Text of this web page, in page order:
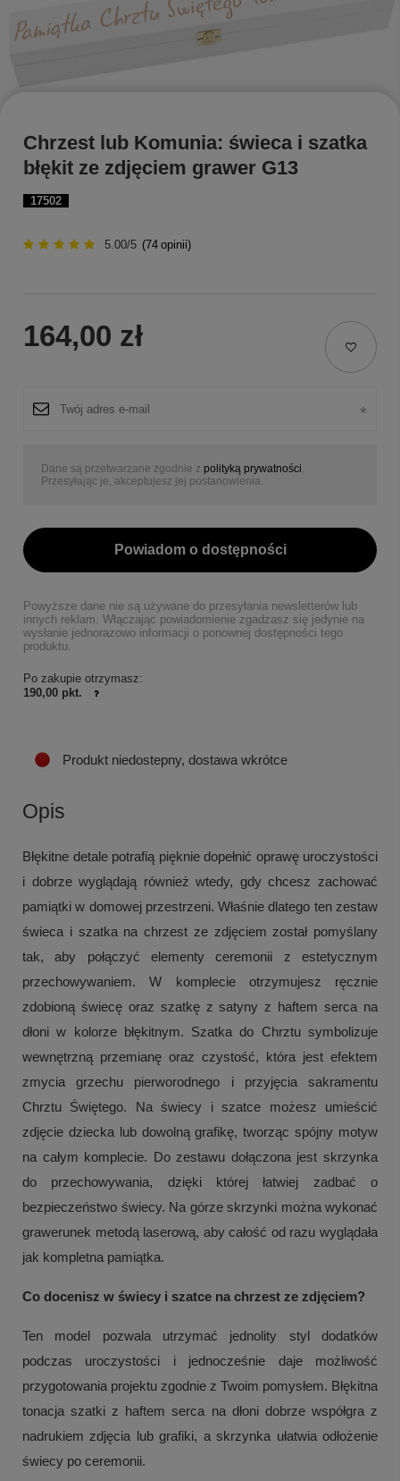
17502
Chrzest lub Komunia: świeca i szatka
błękit ze zdjęciem grawer G13
5.00/5 (74 opinii)
164,00 zł
Dane są przetwarzane zgodnie z polityką prywatności
Przesyłając je, akceptujesz jej postanowienia.
Powiadom o dostępności
Powyższe dane nie są używane do przesyłania newsletterów lub
innych reklam. Włączając powiadomienie zgadzasz się jedynie na
wysłanie jednorazowo informacji o ponownej dostępności tego
produktu.
Po zakupie otrzymasz:
190,00 pkt.
Produkt niedostepny, dostawa wkrótce
Opis
Błękitne detale potrafią pięknie dopełnić oprawę uroczystości
i dobrze wyglądają również wtedy, gdy chcesz zachować
pamiątki w domowej przestrzeni. Właśnie dlatego ten zestaw
świeca i szatka na chrzest ze zdjęciem został pomyślany
tak, aby połączyć elementy ceremonii z estetycznym
przechowywaniem. W komplecie otrzymujesz ręcznie
zdobioną świecę oraz szatkę z satyny z haftem serca na
dłoni w kolorze błękitnym. Szatka do Chrztu symbolizuje
wewnętrzną przemianę oraz czystość, która jest efektem
zmycia grzechu pierworodnego i przyjęcia sakramentu
Chrztu Świętego. Na świecy i szatce możesz umieścić
zdjęcie dziecka lub dowolną grafikę, tworząc spójny motyw
na całym komplecie. Do zestawu dołączona jest skrzynka
do przechowywania, dzięki której łatwiej zadbać o
bezpieczeństwo świecy. Na górze skrzynki można wykonać
grawerunek metodą laserową, aby całość od razu wyglądała
jak kompletna pamiątka.
Co docenisz w świecy i szatce na chrzest ze zdjęciem?
Ten model pozwala utrzymać jednolity styl dodatków
podczas uroczystości i jednocześnie daje możliwość
przygotowania projektu zgodnie z Twoim pomysłem. Błękitna
tonacja szatki z haftem serca na dłoni dobrze współgra z
nadrukiem zdjęcia lub grafiki, a skrzynka ułatwia odłożenie
świecy po ceremonii.